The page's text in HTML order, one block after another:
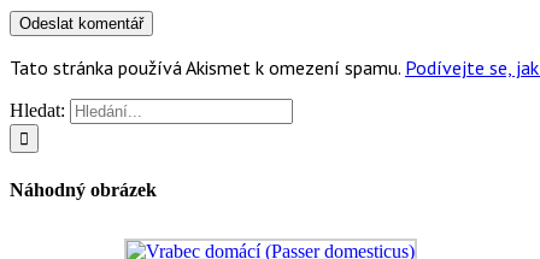
Tato stránka používá Akismet k omezení spamu. Podívejte se,
Hledat:
Náhodný obrázek